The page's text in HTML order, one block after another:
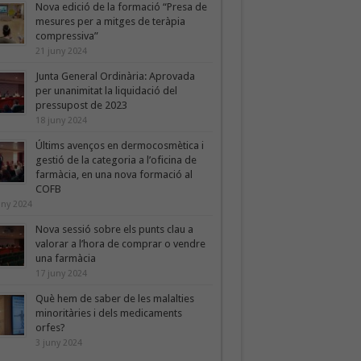
Nova edició de la formació “Presa de
mesures per a mitges de teràpia
compressiva”
21 juny 2024
Junta General Ordinària: Aprovada
per unanimitat la liquidació del
pressupost de 2023
18 juny 2024
Últims avenços en dermocosmètica i
gestió de la categoria a l’oficina de
farmàcia, en una nova formació al
COFB
2024
Nova sessió sobre els punts clau a
valorar a l’hora de comprar o vendre
una farmàcia
17 juny 2024
Què hem de saber de les malalties
minoritàries i dels medicaments
orfes?
3 juny 2024